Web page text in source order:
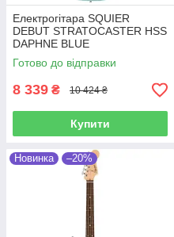
Електрогітара SQUIER
DEBUT STRATOCASTER HSS
DAPHNE BLUE
Готово до відправки
8 339 ₴ 10 424 ₴
Купити
Новинка –20%